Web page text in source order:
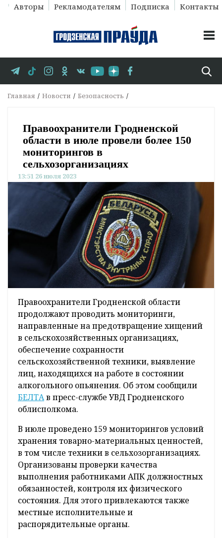
Авторы Рекламодателям Подписка Контакты
Главная Новости Безопасность
Правоохранители Гродненской
области в июле провели более 150
мониторингов в
сельхозорганизациях
13:51 26 июля 2023
Правоохранители Гродненской области
продолжают проводить мониторинги,
направленные на предотвращение хищений
в сельскохозяйственных организациях,
обеспечение сохранности
сельскохозяйственной техники, выявление
лиц, находящихся на работе в состоянии
алкогольного опьянения. Об этом сообщили
БЕЛТАв пресс-службе УВД Гродненского
облисполкома.
В июле проведено 159 мониторингов условий
хранения товарно-материальных ценностей,
в том числе техники в сельхозорганизациях.
Организованы проверки качества
выполнения работниками АПК должностных
обязанностей, контроля их физического
состояния. Для этого привлекаются также
местные исполнительные и
распорядительные органы.